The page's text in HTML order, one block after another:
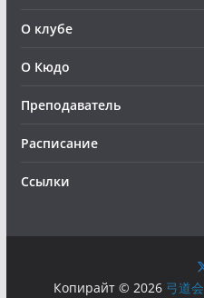
О клубе
О Кюдо
Преподаватель
Расписание
Ссылки
Копирайт © 2026 弓道会